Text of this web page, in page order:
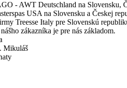
- AWT Deutschland na Slovensku,
USA na Slovensku a Českej
Treesse Italy pre Slovenskú
zákazníka je pre nás základom.
Mikuláš